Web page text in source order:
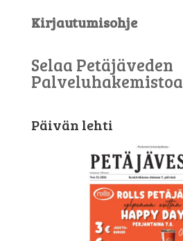
Kirjautumisohje
Selaa Petäjäveden
Palveluhakemistoa
Päivän lehti